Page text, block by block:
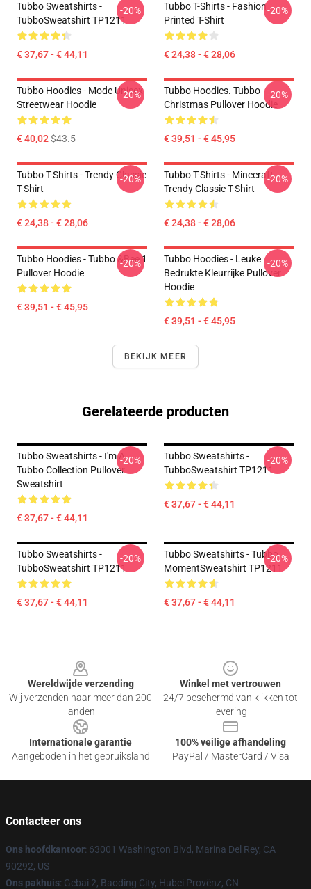
Tubbo Sweatshirts -
TubboSweatshirt TP1211
€ 37,67 - € 44,11
-20%
Tubbo T-Shirts - Fashion
Printed T-Shirt
€ 24,38 - € 28,06
-20%
Tubbo Hoodies - Mode Unisex
Streetwear Hoodie
€ 40,02$43.5
-20%
Tubbo Hoodies. Tubbo
Christmas Pullover Hoodie
€ 39,51 - € 45,95
-20%
Tubbo T-Shirts - Trendy Classic
T-Shirt
€ 24,38 - € 28,06
-20%
Tubbo T-Shirts - Minecraft
Trendy Classic T-Shirt
€ 24,38 - € 28,06
-20%
Tubbo Hoodies - Tubbo &Bee 1
Pullover Hoodie
€ 39,51 - € 45,95
-20%
Tubbo Hoodies - Leuke
Bedrukte Kleurrijke Pullover
Hoodie
€ 39,51 - € 45,95
-20%
BEKIJK MEER
Gerelateerde producten
Tubbo Sweatshirts - I'm A
Tubbo Collection Pullover
Sweatshirt
€ 37,67 - € 44,11
-20%
Tubbo Sweatshirts -
TubboSweatshirt TP1211
€ 37,67 - € 44,11
-20%
Tubbo Sweatshirts -
TubboSweatshirt TP1211
€ 37,67 - € 44,11
-20%
Tubbo Sweatshirts - Tubbo
MomentSweatshirt TP1211
€ 37,67 - € 44,11
-20%
Wereldwijde verzending
Wij verzenden naar meer dan 200
landen
Winkel met vertrouwen
24/7 beschermd van klikken tot
levering
Internationale garantie
Aangeboden in het gebruiksland
100% veilige afhandeling
PayPal / MasterCard / Visa
Contacteer ons
Ons hoofdkantoor: 63001 Washington Blvd, Marina Del Rey, CA
90292, US
Ons pakhuis: Gebai 2, Baoding City, Hubei Provënz, CN